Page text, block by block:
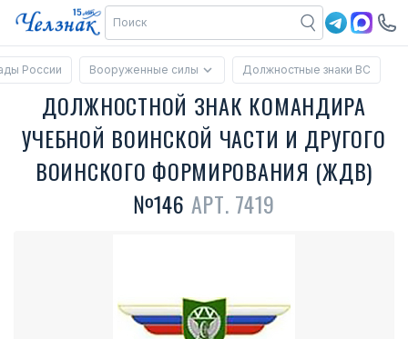
России Вооруженные силы Должностные знаки ВС
ДОЛЖНОСТНОЙ ЗНАК КОМАНДИРА
УЧЕБНОЙ ВОИНСКОЙ ЧАСТИ И ДРУГОГО
ВОИНСКОГО ФОРМИРОВАНИЯ (ЖДВ)
№146 АРТ. 7419